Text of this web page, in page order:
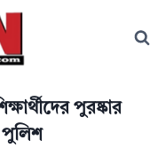
পুরষ্কার
পুলিশ